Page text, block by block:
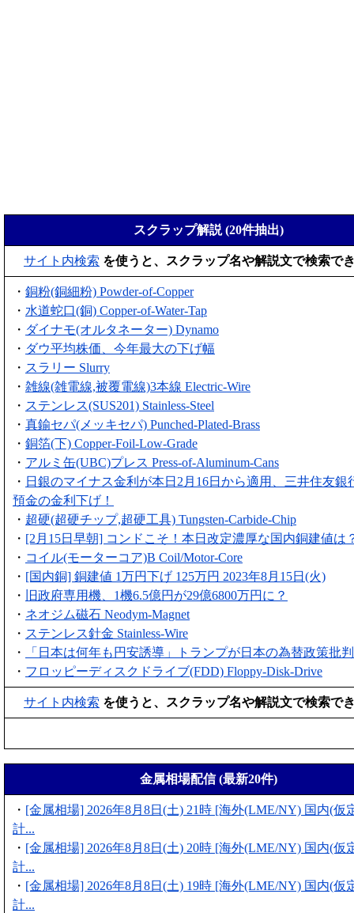
スクラップ解説 (20件抽出)
サイト内検索 を使うと、スクラップ名や解説文で検索で
・ 銅粉(銅細粉) Powder-of-Copper
・ 水道蛇口(銅) Copper-of-Water-Tap
・ ダイナモ(オルタネーター) Dynamo
・ ダウ平均株価、今年最大の下げ幅
・ スラリー Slurry
・ 雑線(雑電線,被覆電線)3本線 Electric-Wire
・ ステンレス(SUS201) Stainless-Steel
・ 真鍮セパ(メッキセパ) Punched-Plated-Brass
・ 銅箔(下) Copper-Foil-Low-Grade
・ アルミ缶(UBC)プレス Press-of-Aluminum-Cans
・ 日銀のマイナス金利が本日2月16日から適用、三井住友銀
預金の金利下げ！
・ 超硬(超硬チップ,超硬工具) Tungsten-Carbide-Chip
・ [2月15日早朝] コンドこそ！本日改定濃厚な国内銅建値は
・ コイル(モーターコア)B Coil/Motor-Core
・ [国内銅] 銅建値 1万円下げ 125万円 2023年8月15日(火)
・
旧政府専用機、1機6.5億円が29億6800万円に？
・ ネオジム磁石 Neodym-Magnet
・ ステンレス針金 Stainless-Wire
・
「日本は何年も円安誘導」トランプが日本の為替政策批判
・ フロッピーディスクドライブ(FDD) Floppy-Disk-Drive
サイト内検索 を使うと、スクラップ名や解説文で検索で
金属相場配信 (最新20件)
・ [金属相場] 2026年8月8日(土) 21時 [海外(LME/NY) 国内(仮
計...
・ [金属相場] 2026年8月8日(土) 20時 [海外(LME/NY) 国内(仮
計...
・ [金属相場] 2026年8月8日(土) 19時 [海外(LME/NY) 国内(仮
計...